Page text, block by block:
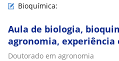
Bioquímica:
Aula de biologia,
agronomia, experiência
objetivo, senar ead!
Doutorado em agronomia